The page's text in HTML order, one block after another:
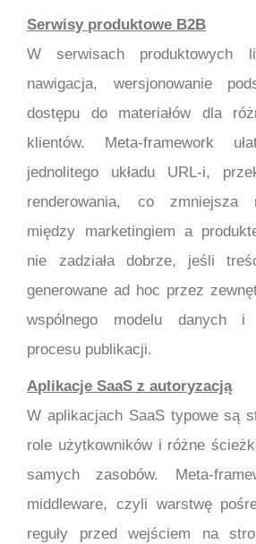
Serwisy produktowe B2B
W serwisach produktowych
nawigacja, wersjonowanie
dostępu do materiałów dla
klientów. Meta-framework
jednolitego układu URL-i,
renderowania, co zmniejsza
między marketingiem a
nie zadziała dobrze, jeśli
generowane ad hoc przez
wspólnego modelu danych i
procesu publikacji.
Aplikacje SaaS z autoryzacją
W aplikacjach SaaS typowe są
role użytkowników i różne
samych zasobów. Meta-
middleware, czyli warstwę
reguły przed wejściem na